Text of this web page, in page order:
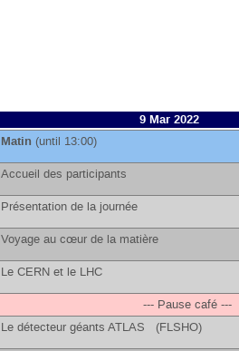
9 Mar 2022
Matin (until 13:00)
Accueil des participants
Présentation de la journée
Voyage au cœur de la matière
Le CERN et le LHC
--- Pause café ---
Le détecteur géants ATLAS (FLSHO)